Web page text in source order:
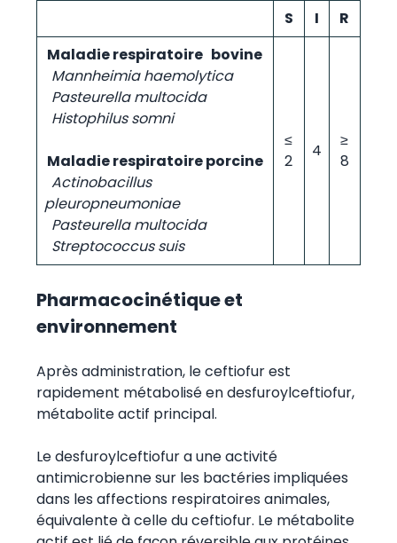
S
I
R
Maladie respiratoire bovine
Mannheimia haemolytica
Pasteurella multocida
Histophilus somni
Maladie respiratoire porcine
Actinobacillus
pleuropneumoniae
Pasteurella multocida
Streptococcus suis
≤
2
4
≥
8
Pharmacocinétique et
environnement
Après administration, le ceftiofur est
rapidement métabolisé en desfuroylceftiofur,
métabolite actif principal.
Le desfuroylceftiofur a une activité
antimicrobienne sur les bactéries impliquées
dans les affections respiratoires animales,
équivalente à celle du ceftiofur. Le métabolite